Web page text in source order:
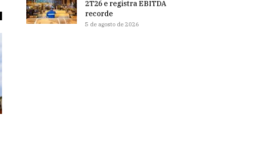
2T26 e registra EBITDA
recorde
5 de agosto de 2026